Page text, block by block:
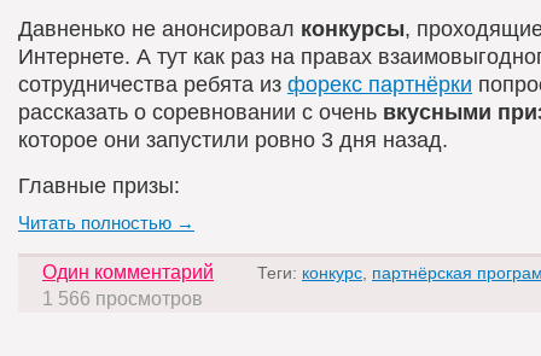
Давненько не анонсировал конкурсы,
Интернете. А тут как раз на правах
сотрудничества ребята из форекс партнёрки
рассказать о соревновании с очень вкусными
которое они запустили ровно 3 дня назад.
Главные призы:
Читать полностью →
Один комментарий Теги: конкурс партнёрская
1 566 просмотров